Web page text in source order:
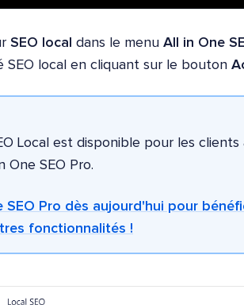
SEO local dans le menu All in One
local en cliquant sur le bouton
Local est disponible pour les
One SEO Pro.
SEO Pro dès aujourd'hui pour
fonctionnalités !